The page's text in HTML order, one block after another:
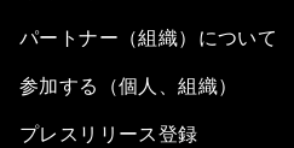
パートナー（組織）について
参加する（個人、組織）
プレスリリース登録